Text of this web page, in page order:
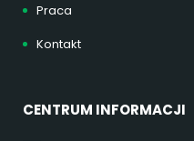
Praca
Kontakt
CENTRUM INFORMACJI